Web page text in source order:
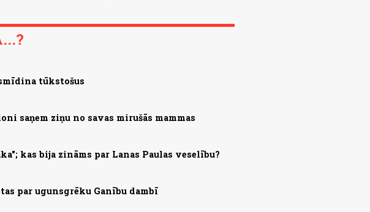
tūkstošus
saņem ziņu no savas mirušās mammas
kas bija zināms par Lanas Paulas veselību?
par ugunsgrēku Ganību dambī